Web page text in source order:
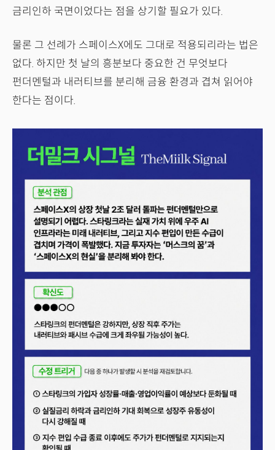
금리인하 국면이었다는 점을 상기할 필요가 있다.
물론 그 선례가 스페이스X에도 그대로 적용되리라는 법은
없다. 하지만 첫 날의 흥분보다 중요한 건 무엇보다
펀더멘털과 내러티브를 분리해 금융 환경과 겹쳐 읽어야
한다는 점이다.